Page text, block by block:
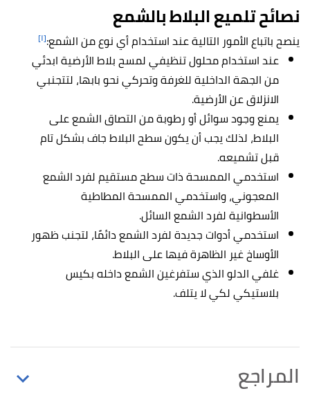
نصائح تلميع البلاط بالشمع
ينصح باتباع الأمور التالية عند استخدام أي نوع من الشمع:[١]
عند استخدام محلول تنظيفي لمسح بلاط الأرضية ابدئي
من الجهة الداخلية للغرفة وتحركي نحو بابها، لتتجنبي
الانزلاق عن الأرضية.
يمنع وجود سوائل أو رطوبة من التصاق الشمع على
البلاط، لذلك يجب أن يكون سطح البلاط جاف بشكل تام
قبل تشميعه.
استخدمي الممسحة ذات سطح مستقيم لفرد الشمع
المعجوني، واستخدمي الممسحة المطاطية
الأسطوانية لفرد الشمع السائل.
استخدمي أدوات جديدة لفرد الشمع دائمًا، لتجنب ظهور
الأوساخ غير الظاهرة فيها على البلاط.
غلفي الدلو الذي ستفرغين الشمع داخله بكيس
بلاستيكي لكي لا يتلف.
المراجع